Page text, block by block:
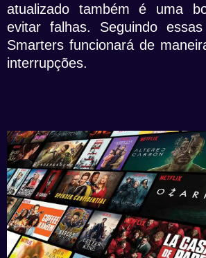
atualizado também é uma
evitar falhas. Seguindo
Smarters funcionará de
interrupções.